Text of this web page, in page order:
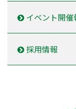
イベント開催
採用情報